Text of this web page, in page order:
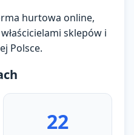
hurtowa online,
sklepów i
Polsce.
22